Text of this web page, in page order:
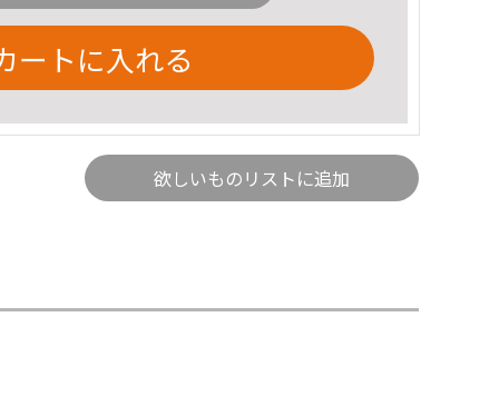
ートに入れる
欲しいものリストに追加